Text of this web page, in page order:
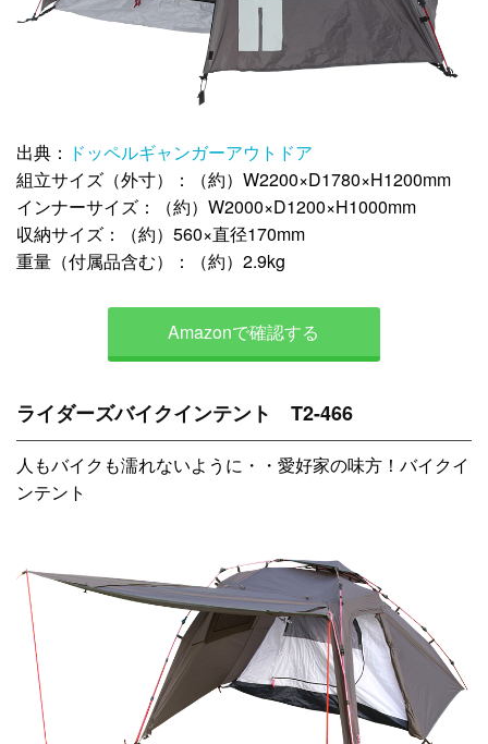
出典： ドッペルギャンガーアウトドア
組立サイズ（外寸）：（約）W2200×D1780×H1200mm
インナーサイズ：（約）W2000×D1200×H1000mm
収納サイズ：（約）560×直径170mm
重量（付属品含む）：（約）2.9kg
Amazonで確認する
ライダーズバイクインテント T2-466
人もバイクも濡れないように・・愛好家の味方！バイクイ
ンテント